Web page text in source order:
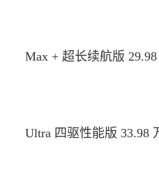
Max + 超长续航版 29.98
Ultra 四驱性能版 33.98